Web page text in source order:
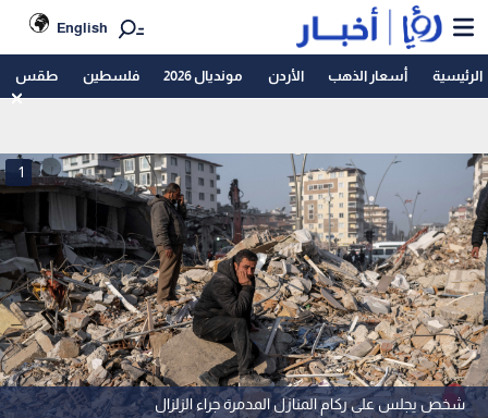
English
الرئيسية أسعار الذهب الأردن مونديال 2026 فلسطين طقس
شخص يجلس على ركام المنازل المدمرة جراء الزلزال
1